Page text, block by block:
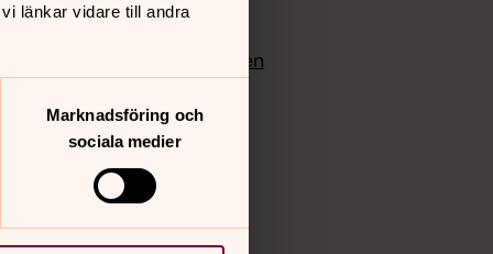
länkar vidare till andra
Marknadsföring och
sociala medier
Instagram
Bloggportalen